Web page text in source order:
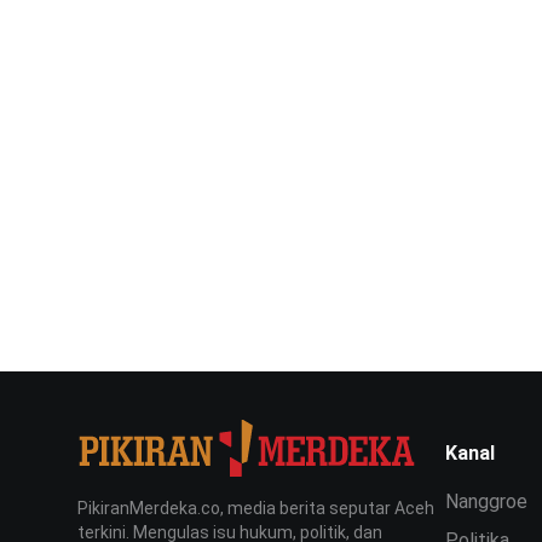
PikiranMerdeka.co, media berita seputar Aceh
terkini. Mengulas isu hukum, politik, dan
Kanal
Nanggroe